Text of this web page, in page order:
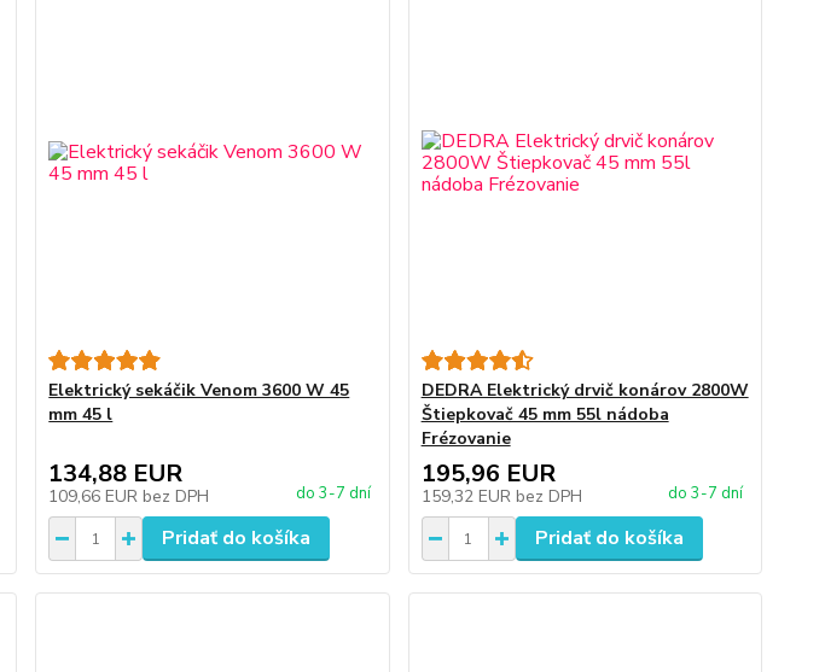
Elektrický sekáčik Venom 3600 W 45
mm 45 l
134,88 EUR
109,66 EUR bez DPH do 3-7 dní
Pridať do košíka
DEDRA Elektrický drvič konárov 2800W
Štiepkovač 45 mm 55l nádoba
Frézovanie
195,96 EUR
159,32 EUR bez DPH do 3-7 dní
Pridať do košíka